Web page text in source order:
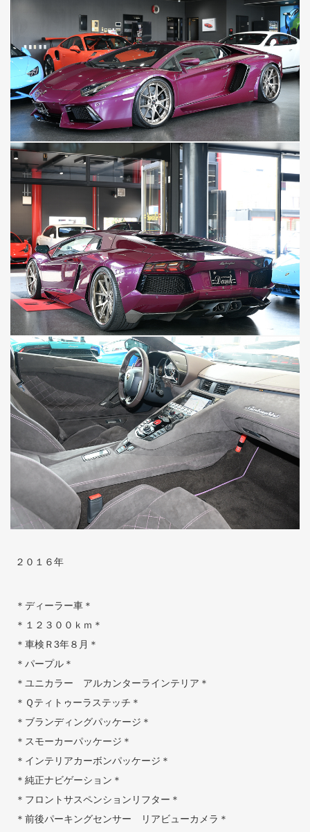
２０１６年
＊ディーラー車＊
＊１２３００ｋｍ＊
＊車検Ｒ3年８月＊
＊パープル＊
＊ユニカラー アルカンターラインテリア＊
＊Ｑティトゥーラステッチ＊
＊ブランディングパッケージ＊
＊スモーカーパッケージ＊
＊インテリアカーボンパッケージ＊
＊純正ナビゲーション＊
＊フロントサスペンションリフター＊
＊前後パーキングセンサー リアビューカメラ＊